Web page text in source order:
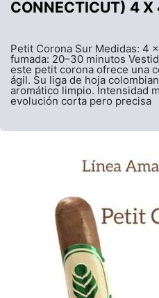
CONNECTICUT) 4 X
Petit Corona Sur Medidas: 4
fumada: 20–30 minutos
este petit corona ofrece una
ágil. Su liga de hoja
aromático limpio. Intensidad
evolución corta pero precisa